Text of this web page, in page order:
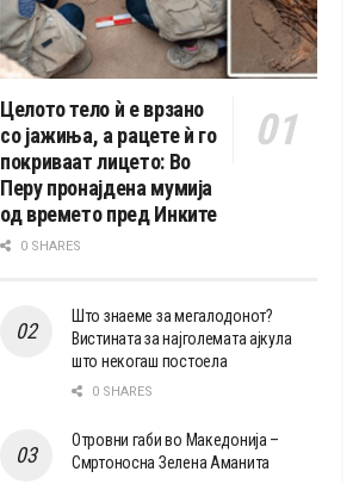
Целото тело ѝ е врзано
со јажиња, а рацете ѝ го
покриваат лицето: Во
Перу пронајдена мумија
од времето пред Инките
0 SHARES
Што знаеме за мегалодонот?
Вистината за најголемата ајкула
што некогаш постоела
0 SHARES
Отровни габи во Македонија –
Смртоносна Зелена Аманита